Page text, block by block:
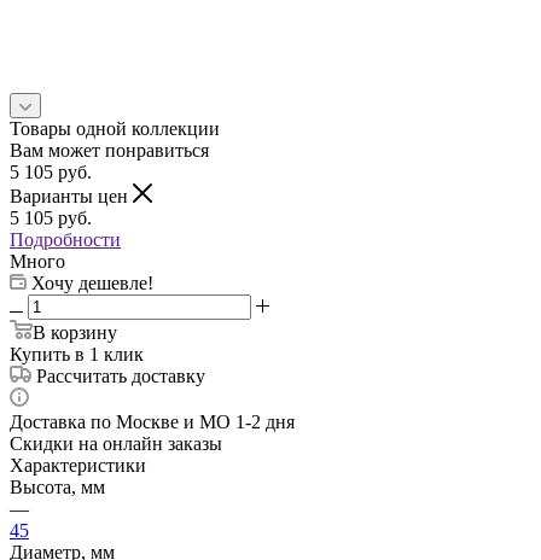
Товары одной коллекции
Вам может понравиться
5 105 руб.
Варианты цен
5 105 руб.
Подробности
Много
Хочу дешевле!
В корзину
Купить в 1 клик
Рассчитать доставку
Доставка по Москве и МО 1-2 дня
Скидки на онлайн заказы
Характеристики
Высота, мм
—
45
Диаметр, мм